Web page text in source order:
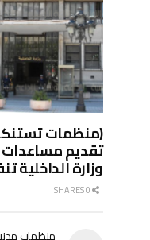
(منظمات
تقديم مساعدات
وزارة الداخلية